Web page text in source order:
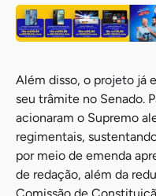
Além disso, o projeto já
seu trâmite no Senado.
acionaram o Supremo
regimentais,
por meio de emenda
de redação, além da